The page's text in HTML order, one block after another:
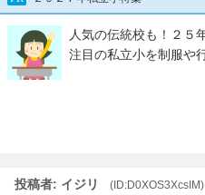
投稿者: イジリ
(ID:D0XOS3XcsIM)